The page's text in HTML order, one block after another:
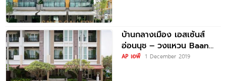
บ้านกลางเมือง เอสเซ้นส์
อ่อนนุช – วงแหวน Baan
Klang Muang S-Sense
AP เอพี 1 December 2019